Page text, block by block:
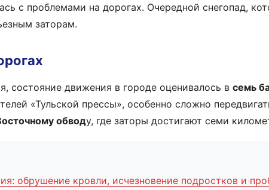
с проблемами на дорогах. Очередной снегопад,
заторам.
состояние движения в городе оценивалось в семь
«Тульской прессы», особенно сложно
обводу, где заторы достигают семи
обрушение кровли, исчезновение подростков и